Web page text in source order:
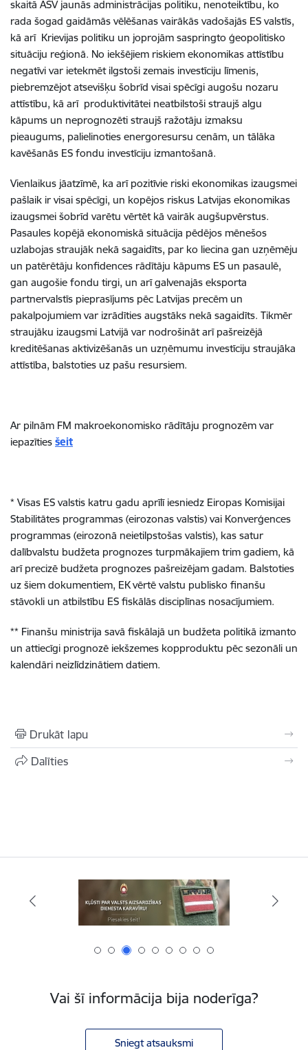
skaitā ASV jaunās administrācijas politiku, nenoteiktību, ko
rada šogad gaidāmās vēlēšanas vairākās vadošajās ES valstīs,
kā arī Krievijas politiku un joprojām saspringto ģeopolitisko
situāciju reģionā. No iekšējiem riskiem ekonomikas attīstību
negatīvi var ietekmēt ilgstoši zemais investīciju līmenis,
piebremzējot atsevišķu šobrīd visai spēcīgi augošu nozaru
attīstību, kā arī produktivitātei neatbilstoši straujš algu
kāpums un neprognozēti straujš ražotāju izmaksu
pieaugums, palielinoties energoresursu cenām, un tālāka
kavēšanās ES fondu investīciju izmantošanā.
Vienlaikus jāatzīmē, ka arī pozitīvie riski ekonomikas izaugsmei
pašlaik ir visai spēcīgi, un kopējos riskus Latvijas ekonomikas
izaugsmei šobrīd varētu vērtēt kā vairāk augšupvērstus.
Pasaules kopējā ekonomiskā situācija pēdējos mēnešos
uzlabojas straujāk nekā sagaidīts, par ko liecina gan uzņēmēju
un patērētāju konfidences rādītāju kāpums ES un pasaulē,
gan augošie fondu tirgi, un arī galvenajās eksporta
partnervalstīs pieprasījums pēc Latvijas precēm un
pakalpojumiem var izrādīties augstāks nekā sagaidīts. Tikmēr
straujāku izaugsmi Latvijā var nodrošināt arī pašreizējā
kreditēšanas aktivizēšanās un uzņēmumu investīciju straujāka
attīstība, balstoties uz pašu resursiem.
Ar pilnām FM makroekonomisko rādītāju prognozēm var
iepazīties šeit
* Visas ES valstis katru gadu aprīlī iesniedz Eiropas Komisijai
Stabilitātes programmas (eirozonas valstis) vai Konverģences
programmas (eirozonā neietilpstošas valstis), kas satur
dalībvalstu budžeta prognozes turpmākajiem trim gadiem, kā
arī precizē budžeta prognozes pašreizējam gadam. Balstoties
uz šiem dokumentiem, EK vērtē valstu publisko finanšu
stāvokli un atbilstību ES fiskālās disciplīnas nosacījumiem.
** Finanšu ministrija savā fiskālajā un budžeta politikā izmanto
un attiecīgi prognozē iekšzemes kopproduktu pēc sezonāli un
kalendāri neizlīdzinātiem datiem.
Drukāt lapu
Dalīties
Vai šī informācija bija noderīga?
Sniegt atsauksmi